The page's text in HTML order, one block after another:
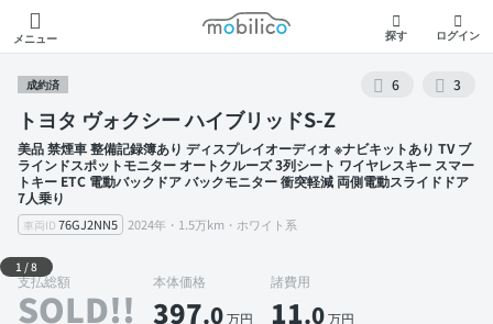
メニュー
モビリコ
探す ログイン
成約済 6 3
トヨタ ヴォクシー ハイブリッドS-Z
美品 禁煙車 整備記録簿あり ディスプレイオーディオ ※ナビキットあり TV ブ
ラインドスポットモニター オートクルーズ 3列シート ワイヤレスキー スマー
トキー ETC 電動バックドア バックモニター 衝突軽減 両側電動スライドドア
7人乗り
車両ID 76GJ2NN5 2024年・1.5万km・ホワイト系
外装 左前
1 /8
支払総額
SOLD!!
本体価格
397.0万円
諸費用
11.0万円